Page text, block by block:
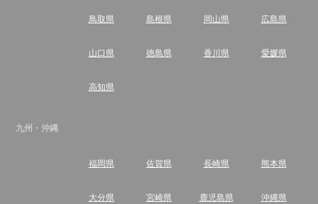
鳥取県 島根県 岡山県 広島県
山口県 徳島県 香川県 愛媛県
高知県
九州・沖縄
福岡県 佐賀県 長崎県 熊本県
大分県 宮崎県 鹿児島県 沖縄県